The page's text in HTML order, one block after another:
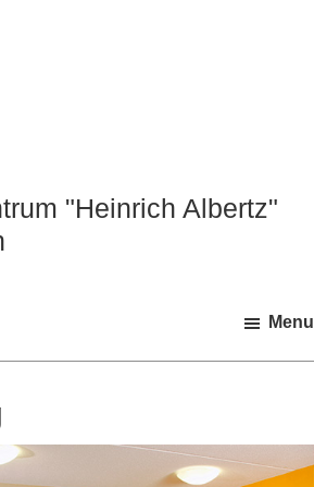
"Heinrich Albertz"
Menu